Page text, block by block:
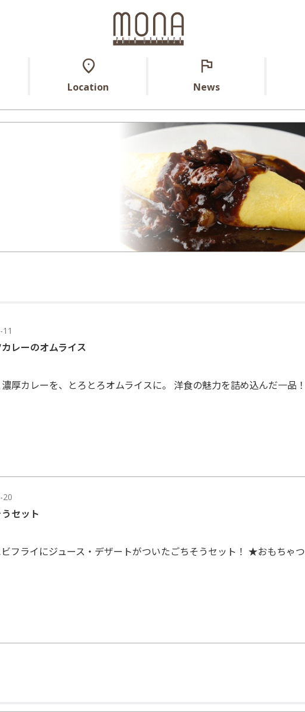
Location News
レーのオムライス
厚カレーを、とろとろオムライスに。 洋食の魅力を詰め込んだ一品！
20
セット
フライにジュース・デザートがついたごちそうセット！ ★おもちゃつ